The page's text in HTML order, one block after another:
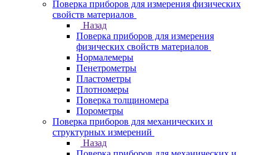
Поверка приборов для измерения физических
свойств материалов
Назад
Поверка приборов для измерения
физических свойств материалов
Нормалемеры
Пенетрометры
Пластометры
Плотномеры
Поверка толщиномера
Порометры
Поверка приборов для механических и
структурных измерений
Назад